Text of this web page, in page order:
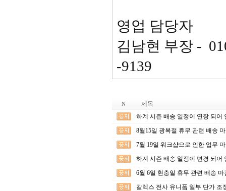
영업 담당자
김남현 부장 -
-9139
N
제목
하계 시즌 배송 일정이 연장 되어
8월15일 광복절 휴무 관련 배송
7월 19일 워크샵으로 인한 업무
하계 시즌 배송 일정이 변경 되어
6월 6일 현충일 휴무 관련 배송
갈렉스 전사 유니폼 일부 단가 조